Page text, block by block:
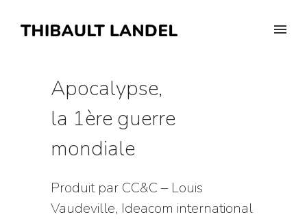
Apocalypse,
la 1ère guerre
mondiale
Produit par CC&C – Louis
Vaudeville, Ideacom international